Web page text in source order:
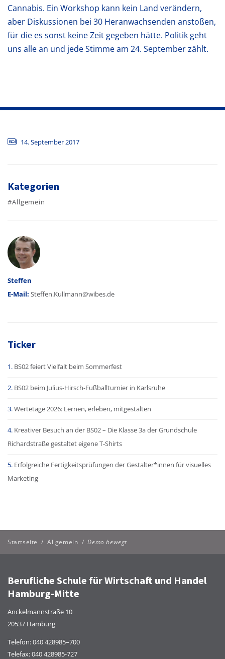
Cannabis. Ein Workshop kann kein Land verändern,
aber Diskussionen bei 30 Heranwachsenden anstoßen,
für die es sonst keine Zeit gegeben hätte. Politik geht
uns alle an und jede Stimme am 24. September zählt.
14. September 2017
Kategorien
#Allgemein
Autor
Steffen
E-Mail: Steffen.Kullmann@wibes.de
Ticker
BS02 feiert Vielfalt beim Sommerfest
BS02 beim Julius-Hirsch-Fußballturnier in Karlsruhe
Wertetage 2026: Lernen, erleben, mitgestalten
Kreativer Besuch an der BS02 – Die Klasse 3a der Grundschule
Richardstraße gestaltet eigene T-Shirts
Erfolgreiche Fertigkeitsprüfungen der Gestalter*innen für visuelles
Marketing
Startseite / Allgemein /Demo bewegt
Berufliche Schule für Wirtschaft und Handel
Hamburg-Mitte
Anckelmannstraße 10
20537 Hamburg
Telefon:040 428985–700
Telefax: 040 428985-727